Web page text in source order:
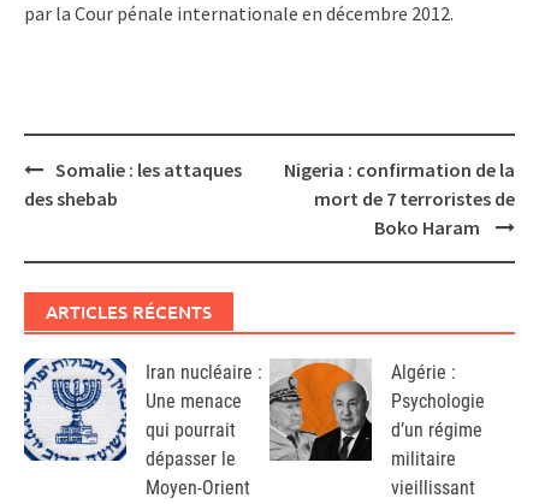
par la Cour pénale internationale en décembre 2012.
Post
navigation
Somalie : les attaques
des shebab
Nigeria : confirmation de la
mort de 7 terroristes de
Boko Haram
ARTICLES RÉCENTS
Iran nucléaire :
Une menace
qui pourrait
dépasser le
Moyen-Orient
Algérie :
Psychologie
d’un régime
militaire
vieillissant